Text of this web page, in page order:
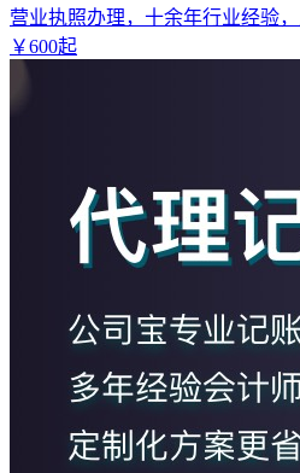
营业执照办理，十余年行业经验
￥600起